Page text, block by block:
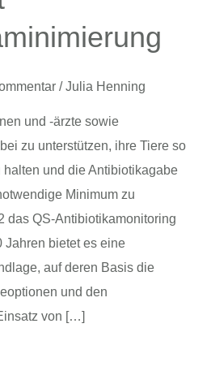
/Julia Henning
und -ärzte sowie
zu unterstützen, ihre Tiere so
und die Antibiotikagabe
Minimum zu
das QS-Antibiotikamonitoring
Jahren bietet es eine
auf deren Basis die
und den
von […]